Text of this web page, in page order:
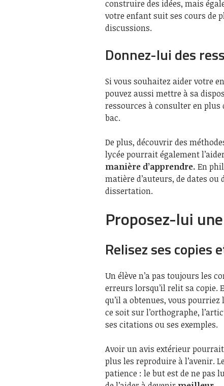
construire des idées, mais
votre enfant suit ses cours de
discussions.
Donnez-lui des
Si vous souhaitez aider votre
pouvez aussi mettre à sa
ressources à consulter en plus
bac.
De plus, découvrir des
lycée pourrait également
manière d’apprendre. En
matière d’auteurs, de dates
dissertation.
Proposez-lui
Relisez ses
Un élève n’a pas toujours les
erreurs lorsqu’il relit sa copie.
qu’il a obtenues, vous pourriez
ce soit sur l’orthographe,
ses citations ou ses exemples.
Avoir un avis extérieur
plus les reproduire à l’avenir.
patience : le but est de ne pas